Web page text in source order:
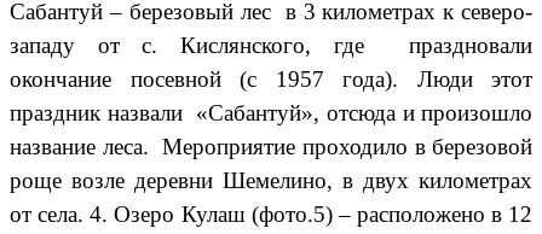
Сабантуй – березовый лес в 3 километрах к северо-
западу от с. Кислянского, где праздновали
окончание посевной (с 1957 года). Люди этот
праздник назвали «Сабантуй», отсюда и произошло
название леса. Мероприятие проходило в березовой
роще возле деревни Шемелино, в двух километрах
от села. 4. Озеро Кулаш (фото.5) – расположено в 12